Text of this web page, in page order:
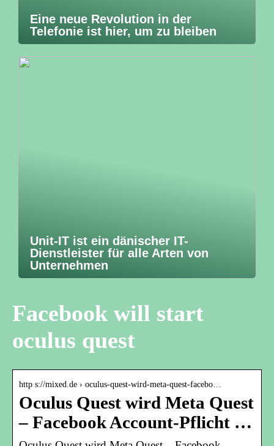
Eine neue Revolution in der
Telefonie ist hier, um zu bleiben
Unit-IT ist ein dänischer IT-
Dienstleister für alle Arten von
Unternehmen
Facebook will start
oculus quest
http s://mixed.de › oculus-quest-wird-meta-quest-facebo…
Oculus Quest wird Meta Quest
– Facebook Account-Pflicht …